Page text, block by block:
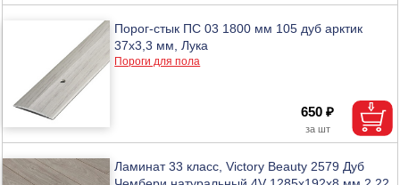
Порог-стык ПС 03 1800 мм 105 дуб арктик
37х3,3 мм, Лука
Пороги для пола
650 ₽
Ламинат 33 класс, Victory Beauty 2579 Дуб